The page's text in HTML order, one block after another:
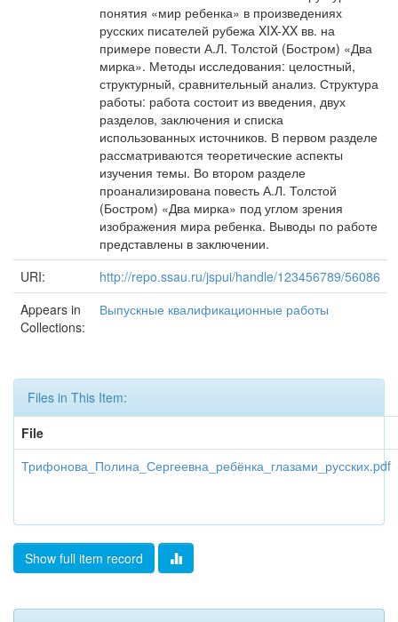
понятия «мир ребенка» в произведениях
русских писателей рубежа XIX-XX вв. на
примере повести А.Л. Толстой (Бостром) «Два
мирка». Методы исследования: целостный,
структурный, сравнительный анализ. Структура
работы: работа состоит из введения, двух
разделов, заключения и списка
использованных источников. В первом разделе
рассматриваются теоретические аспекты
изучения темы. Во втором разделе
проанализирована повесть А.Л. Толстой
(Бостром) «Два мирка» под углом зрения
изображения мира ребенка. Выводы по работе
представлены в заключении.
URI:
http://repo.ssau.ru/jspui/handle/123456789/56086
Appears in
Collections:
Выпускные квалификационные работы
Files in This Item:
File
Трифонова_Полина_Сергеевна_ребёнка_глазами_русских.pdf
Show full item record